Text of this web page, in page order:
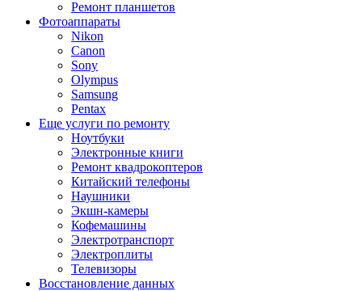
Ремонт планшетов
Фотоаппараты
Nikon
Canon
Sony
Olympus
Samsung
Pentax
Еще услуги по ремонту
Ноутбуки
Электронные книги
Ремонт квадрокоптеров
Китайский телефоны
Наушники
Экшн-камеры
Кофемашины
Электротранспорт
Электроплиты
Телевизоры
Восстановление данных